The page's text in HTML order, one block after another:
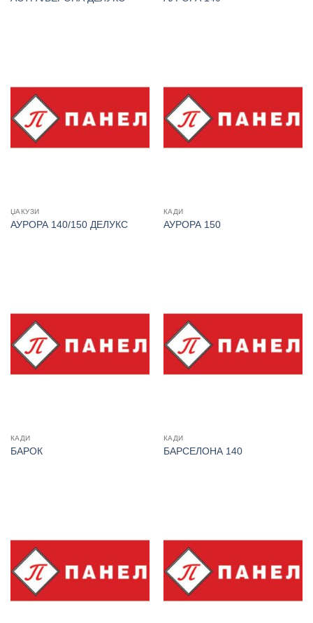
ЏАКУЗИ
АУРОРА 140/150 ДЕЛУКС
КАДИ
АУРОРА 150
КАДИ
БАРОК
КАДИ
БАРСЕЛОНА 140